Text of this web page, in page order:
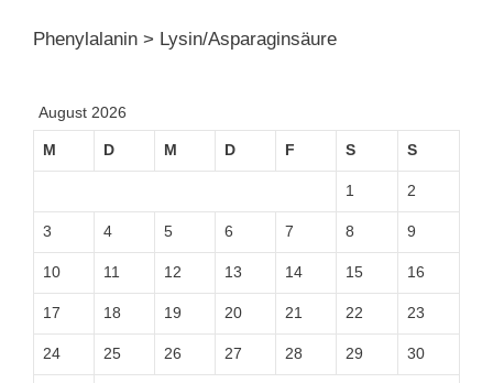
Phenylalanin > Lysin/Asparaginsäure
August 2026
M D M D F S S
1 2
3 4 5 6 7 8 9
10 11 12 13 14 15 16
17 18 19 20 21 22 23
24 25 26 27 28 29 30